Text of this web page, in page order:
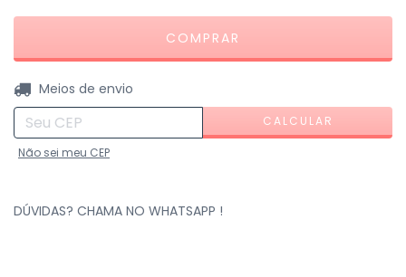
Entregas para o CEP:
Meios de envio
CALCULAR
Não sei meu CEP
DÚVIDAS? CHAMA NO WHATSAPP !